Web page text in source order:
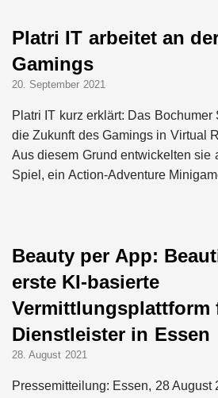
Platri IT arbeitet an
Gamings
20. September 2021
Platri IT kurz erklärt: Das Bochumer
die Zukunft des Gamings in Virtual
Aus diesem Grund entwickelten sie
Spiel, ein Action-Adventure
Beauty per App:
erste KI-basierte
Vermittlungsplattform
Dienstleister in Essen
28. August 2021
Pressemitteilung: Essen, 28 August